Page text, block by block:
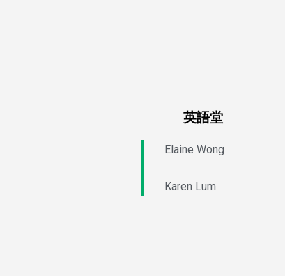
英語堂
Elaine Wong
Karen Lum